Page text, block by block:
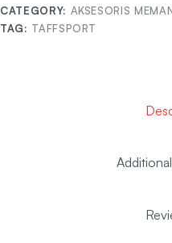
CATEGORY: AKSESORIS
TAG: TAFFSPORT